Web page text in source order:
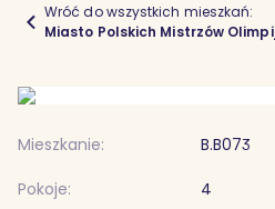
Wróć do wszystkich mieszkań:
Miasto Polskich Mistrzów
Mieszkanie:
B.B073
Pokoje:
4